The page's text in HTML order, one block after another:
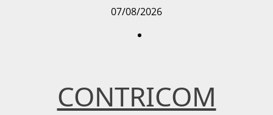
07/08/2026
CONTRICOM